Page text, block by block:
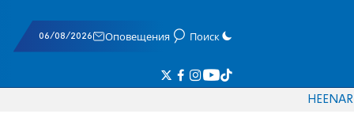
06/08/2026 Оповещения Поиск
HEENAR